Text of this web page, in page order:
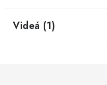
Videá (1)